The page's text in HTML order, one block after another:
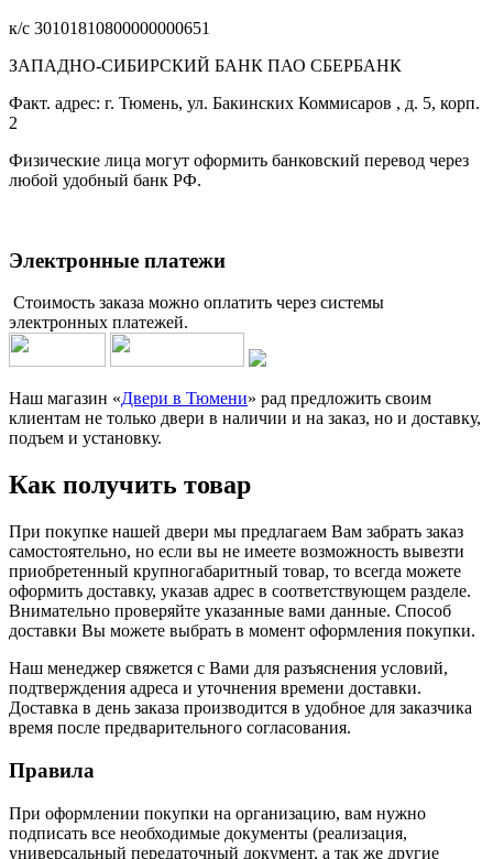
к/с 30101810800000000651
ЗАПАДНО-СИБИРСКИЙ БАНК ПАО СБЕРБАНК
Факт. адрес: г. Тюмень, ул. Бакинских Коммисаров , д. 5, корп.
2
Физические лица могут оформить банковский перевод через
любой удобный банк РФ.
Электронные платежи
Стоимость заказа можно оплатить через системы
электронных платежей.
Наш магазин «Двери в Тюмени» рад предложить своим
клиентам не только двери в наличии и на заказ, но и доставку,
подъем и установку.
Как получить товар
При покупке нашей двери мы предлагаем Вам забрать заказ
самостоятельно, но если вы не имеете возможность вывезти
приобретенный крупногабаритный товар, то всегда можете
оформить доставку, указав адрес в соответствующем разделе.
Внимательно проверяйте указанные вами данные. Способ
доставки Вы можете выбрать в момент оформления покупки.
Наш менеджер свяжется с Вами для разъяснения условий,
подтверждения адреса и уточнения времени доставки.
Доставка в день заказа производится в удобное для заказчика
время после предварительного согласования.
Правила
При оформлении покупки на организацию, вам нужно
подписать все необходимые документы (реализация,
универсальный передаточный документ, а так же другие